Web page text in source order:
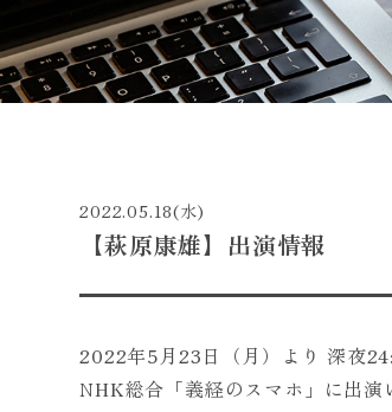
2022.05.18(水)
【萩原康雄】出演情報
2022年5月23日（月）より 深夜
NHK総合「義経のスマホ」に出演